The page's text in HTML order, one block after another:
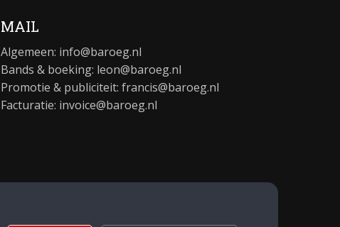
MAIL
Algemeen: info@baroeg.nl
Bands & boeking: leon@baroeg.nl
Promotie & publiciteit: francis@baroeg.nl
Facturatie: invoice@baroeg.nl